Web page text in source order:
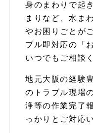
身のまわりで起
まりなど、水ま
やお困りごとが
ブル即対応の「
いつでもご相談
地元大阪の経験
のトラブル現場
浄等の作業完了
っかりとご対応